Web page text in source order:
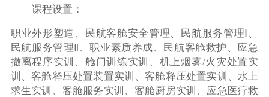
课程设置：
职业外形塑造、民航客舱安全管理、民航服务管理Ⅰ、
民航服务管理Ⅱ、职业素质养成、民航客舱救护、应急
撤离程序实训、舱门训练实训、机上烟雾/火灾处置实
训、客舱释压处置装置实训、客舱释压处置实训、水上
求生实训、客舱服务实训、客舱厨房实训、应急医疗救